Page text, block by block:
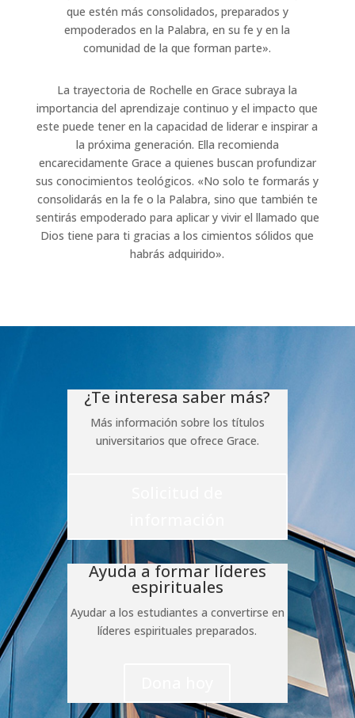
que estén más consolidados, preparados y
empoderados en la Palabra, en su fe y en la
comunidad de la que forman parte».
La trayectoria de Rochelle en Grace subraya la
importancia del aprendizaje continuo y el impacto que
este puede tener en la capacidad de liderar e inspirar a
la próxima generación. Ella recomienda
encarecidamente Grace a quienes buscan profundizar
sus conocimientos teológicos. «No solo te formarás y
consolidarás en la fe o la Palabra, sino que también te
sentirás empoderado para aplicar y vivir el llamado que
Dios tiene para ti gracias a los cimientos sólidos que
habrás adquirido».
¿Te interesa saber más?
Más información sobre los títulos
universitarios que ofrece Grace.
Ayuda a formar líderes
espirituales
Ayudar a los estudiantes a convertirse en
líderes espirituales preparados.